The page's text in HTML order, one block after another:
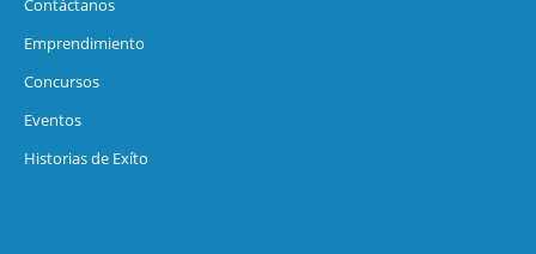
Contáctanos
Emprendimiento
Concursos
Eventos
Historias de Exíto